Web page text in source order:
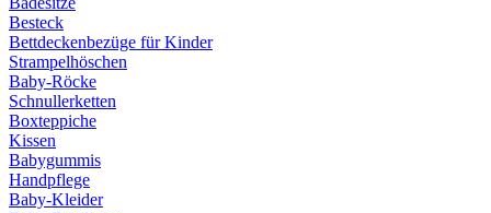
Besteck
Bettdeckenbezüge für Kinder
Strampelhöschen
Baby-Röcke
Schnullerketten
Boxteppiche
Kissen
Babygummis
Handpflege
Baby-Kleider